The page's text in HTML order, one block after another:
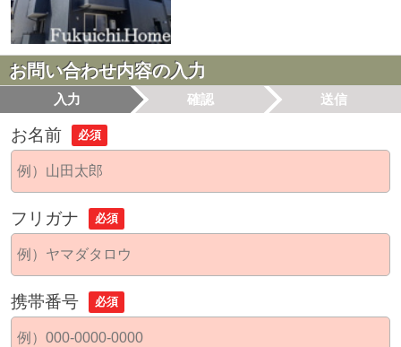
お問い合わせ内容の入力
入力 確認 送信
お名前 必須
フリガナ 必須
携帯番号 必須